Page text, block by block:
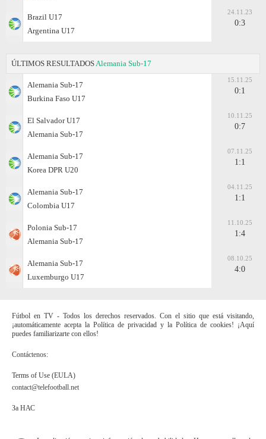
Brazil U17
Argentina U17
24.11.23
0:3
ÚLTIMOS RESULTADOS Alemania Sub-17
Alemania Sub-17
Burkina Faso U17
15.11.25
0:1
El Salvador U17
Alemania Sub-17
10.11.25
0:7
Alemania Sub-17
Korea DPR U20
07.11.25
1:1
Alemania Sub-17
Colombia U17
04.11.25
1:1
Polonia Sub-17
Alemania Sub-17
11.10.25
1:4
Alemania Sub-17
Luxemburgo U17
08.10.25
4:0
Fútbol en TV - Todos los derechos reservados. Con el sitio que está visitando,
¡automáticamente acepta la Política de privacidad y la Política de cookies! ¡Aquí
puedes familiarizarte con ellos!
Contáctenos:
Terms of Use (EULA)
contact@telefootball.net
За НАС